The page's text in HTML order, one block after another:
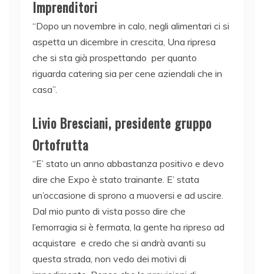
Imprenditori
“Dopo un novembre in calo, negli alimentari ci si
aspetta un dicembre in crescita, Una ripresa
che si sta già prospettando per quanto
riguarda catering sia per cene aziendali che in
casa”.
Livio Bresciani, presidente gruppo
Ortofrutta
“E’ stato un anno abbastanza positivo e devo
dire che Expo è stato trainante. E’ stata
un’occasione di sprono a muoversi e ad uscire.
Dal mio punto di vista posso dire che
l’emorragia si è fermata, la gente ha ripreso ad
acquistare e credo che si andrà avanti su
questa strada, non vedo dei motivi di